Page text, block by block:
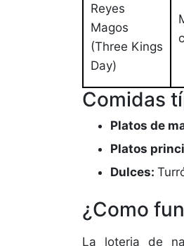
Reyes
Magos
(Three Kings
Day)
Comidas
Platos de
Platos
Dulces:
¿Como
La loteria de